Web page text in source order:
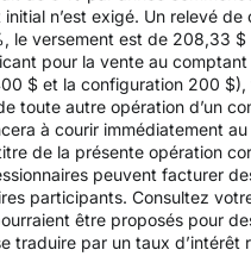
n’est exigé. Un relevé
le versement est de 208,33
pour la vente au
$ et la configuration 200 $),
toute autre opération d’un
à courir immédiatement
de la présente opération
peuvent facturer
participants. Consultez
être proposés pour
traduire par un taux d’intérêt